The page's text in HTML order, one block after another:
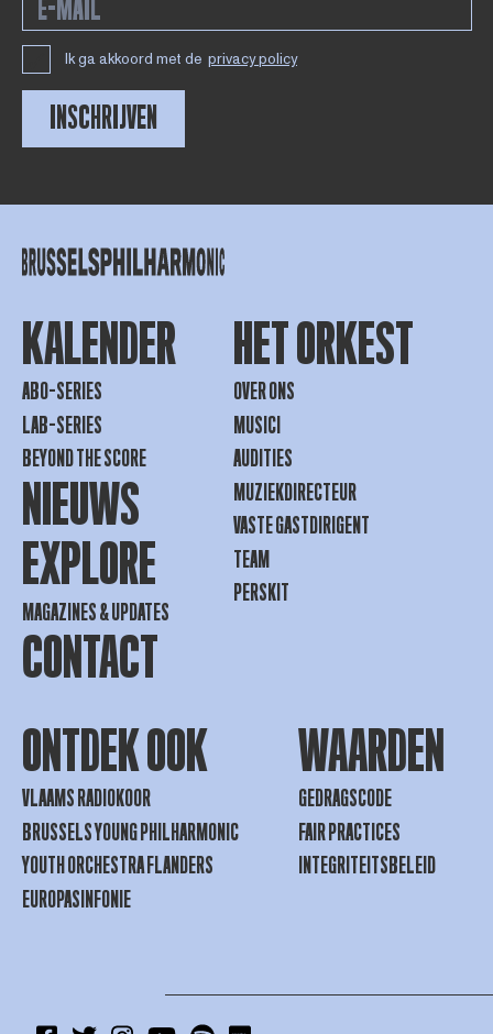
Ik ga akkoord met de privacy policy
INSCHRIJVEN
KALENDER
ABO-SERIES
LAB-SERIES
BEYOND THE SCORE
NIEUWS
EXPLORE
MAGAZINES & UPDATES
CONTACT
HET ORKEST
OVER ONS
MUSICI
AUDITIES
MUZIEKDIRECTEUR
VASTE GASTDIRIGENT
TEAM
PERSKIT
ONTDEK OOK
VLAAMS RADIOKOOR
BRUSSELS YOUNG PHILHARMONIC
YOUTH ORCHESTRA FLANDERS
EUROPASINFONIE
WAARDEN
GEDRAGSCODE
FAIR PRACTICES
INTEGRITEITSBELEID